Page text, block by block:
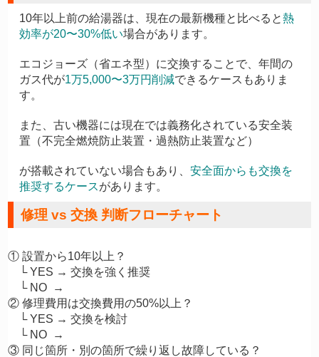
10年以上前の給湯器は、現在の最新機種と比べると熱
効率が20〜30%低い場合があります。
エコジョーズ（省エネ型）に交換することで、年間の
ガス代が1万5,000〜3万円削減できるケースもありま
す。
また、古い機器には現在では義務化されている安全装
置（不完全燃焼防止装置・過熱防止装置など）
が搭載されていない場合もあり、安全面からも交換を
推奨するケースがあります。
修理 vs 交換 判断フローチャート
① 設置から10年以上？
    └ YES → 交換を強く推奨
    └ NO  →
② 修理費用は交換費用の50%以上？
    └ YES → 交換を検討
    └ NO  →
③ 同じ箇所・別の箇所で繰り返し故障している？